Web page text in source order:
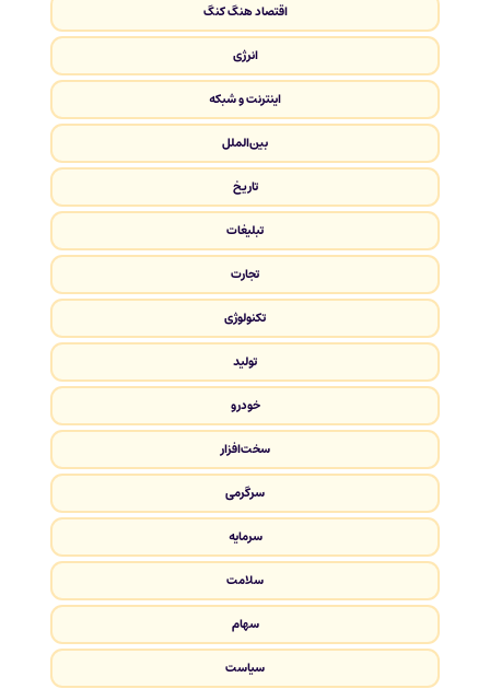
اقتصاد هنگ کنگ
انرژی
اینترنت و شبکه
بین‌الملل
تاریخ
تبلیغات
تجارت
تکنولوژی
تولید
خودرو
سخت‌افزار
سرگرمی
سرمایه
سلامت
سهام
سیاست